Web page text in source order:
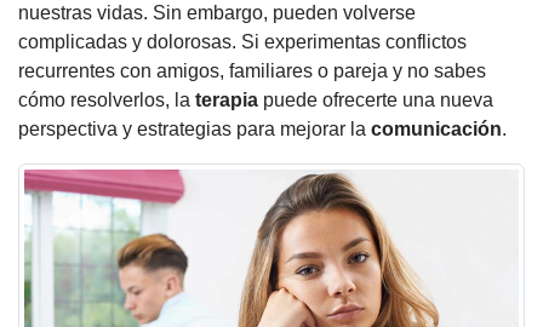
nuestras vidas. Sin embargo, pueden volverse
complicadas y dolorosas. Si experimentas conflictos
recurrentes con amigos, familiares o pareja y no sabes
cómo resolverlos, la terapia puede ofrecerte una nueva
perspectiva y estrategias para mejorar la comunicación.